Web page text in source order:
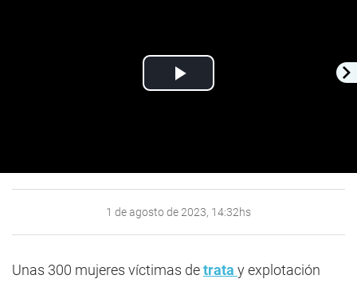
Play
1 de agosto de 2023, 14:32hs
Unas 300 mujeres víctimas detrata y explotación